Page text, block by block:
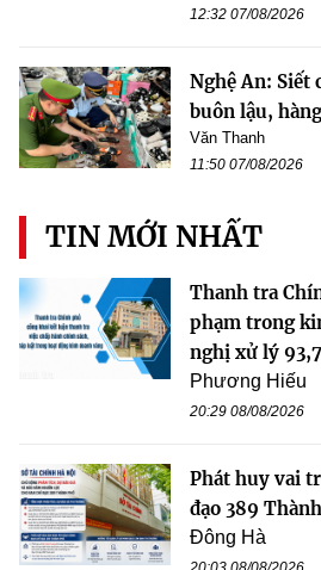
12:32 07/08/2026
Nghệ An: Siết
buôn lậu,
Văn Thanh
11:50 07/08/2026
TIN MỚI NHẤT
Thanh tra
phạm trong
nghị xử lý
Phương Hiếu
20:29 08/08/2026
Phát huy vai
đạo 389
Đông Hà